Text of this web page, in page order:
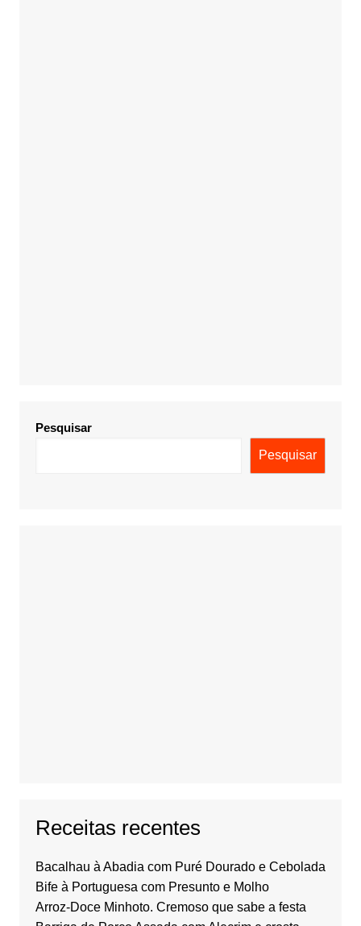
Pesquisar
Pesquisar
Receitas recentes
Bacalhau à Abadia com Puré Dourado e Cebolada
Bife à Portuguesa com Presunto e Molho
Arroz-Doce Minhoto. Cremoso que sabe a festa